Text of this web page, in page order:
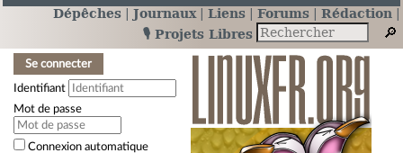
Dépêches Journaux Liens Forums
Rédaction
🎙️ Projets Libres
Se connecter
Identifiant
Mot de passe
Connexion automatique